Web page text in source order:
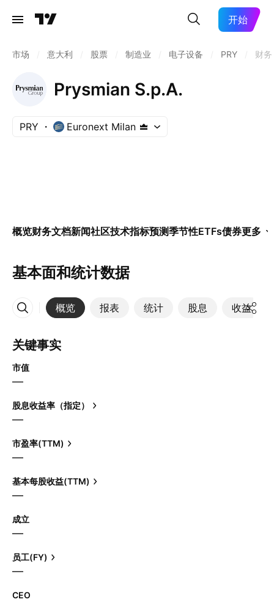
开始
市场 意大利 股票 制造业 电子设备 PRY 财务
Prysmian S.p.A.
PRY Euronext Milan
概览财务文档新闻社区技术指标预测季节性ETFs债券更多
基本面和统计数据
概览 报表 统计 股息 收益
更多
关键事实
市值
—
股息收益率（指定）
—
市盈率(TTM)
—
基本每股收益(TTM)
—
成立
—
员工(FY)
—
CEO